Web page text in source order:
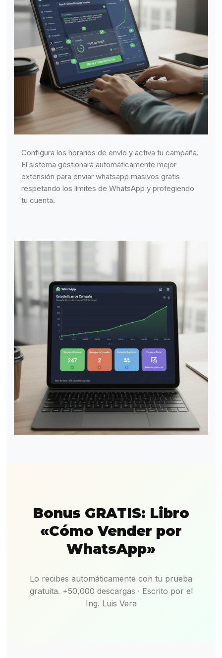
Configura los horarios de envío y activa tu campaña.
El sistema gestionará automáticamente mejor
extensión para enviar whatsapp masivos gratis
respetando los límites de WhatsApp y protegiendo
tu cuenta.
Bonus GRATIS: Libro
«Cómo Vender por
WhatsApp»
Lo recibes automáticamente con tu prueba
gratuita. +50,000 descargas · Escrito por el
Ing. Luis Vera